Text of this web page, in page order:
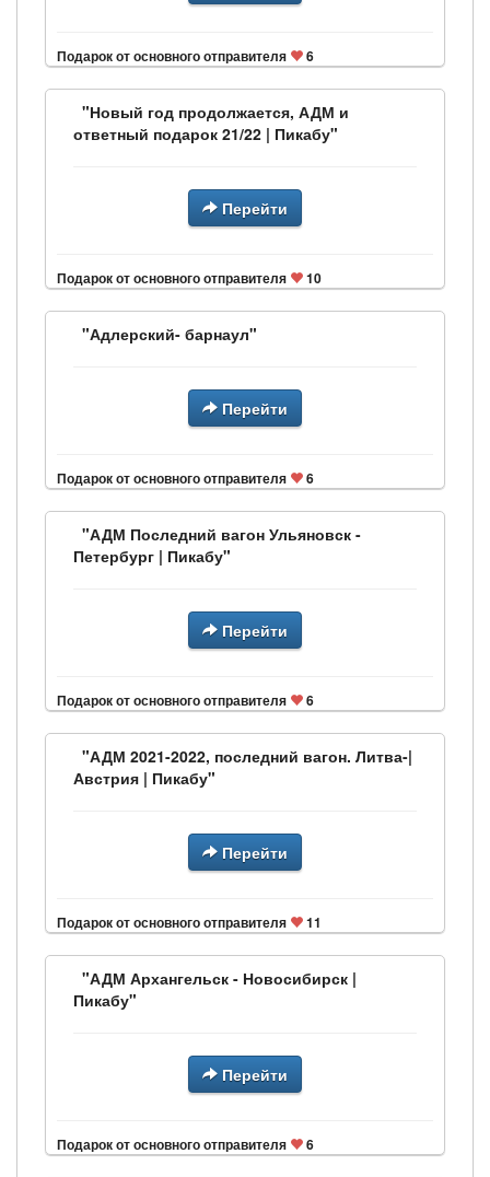
Подарок от основного отправителя 6
"Новый год продолжается, АДМ и
ответный подарок 21/22 | Пикабу"
Перейти
Подарок от основного отправителя 10
"Адлерский- барнаул"
Перейти
Подарок от основного отправителя 6
"АДМ Последний вагон Ульяновск -
Петербург | Пикабу"
Перейти
Подарок от основного отправителя 6
"АДМ 2021-2022, последний вагон. Литва-|
Австрия | Пикабу"
Перейти
Подарок от основного отправителя 11
"АДМ Архангельск - Новосибирск |
Пикабу"
Перейти
Подарок от основного отправителя 6